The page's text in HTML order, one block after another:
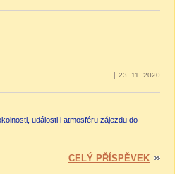
23. 11. 2020
události i atmosféru zájezdu do
CELÝ PŘÍSPĚVEK